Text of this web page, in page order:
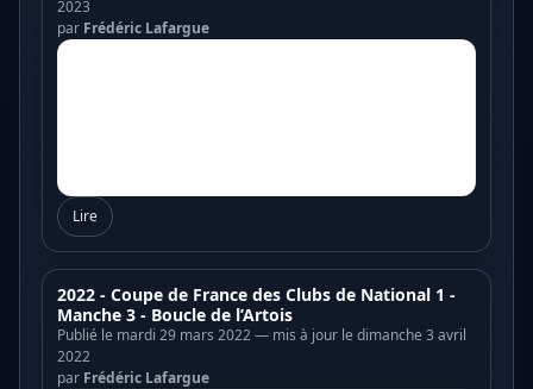
2023
par Frédéric Lafargue
Lire
2022 - Coupe de France des Clubs de National 1 -
Manche 3 - Boucle de l’Artois
Publié le mardi 29 mars 2022 — mis à jour le dimanche 3 avril
2022
par Frédéric Lafargue